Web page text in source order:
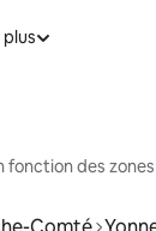
fonction des